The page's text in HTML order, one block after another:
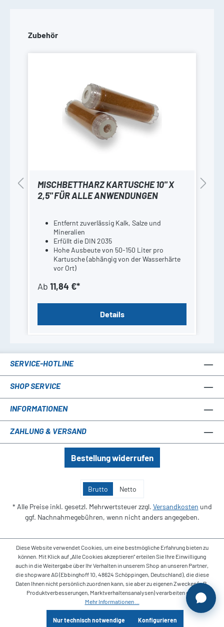
Produktgalerie überspringen
Zubehör
MISCHBETTHARZ KARTUSCHE 10" X
2,5" FÜR ALLE ANWENDUNGEN
Entfernt zuverlässig Kalk, Salze und
Mineralien
Erfüllt die DIN 2035
Hohe Ausbeute von 50-150 Liter pro
Kartusche (abhängig von der Wasserhärte
vor Ort)
Ab 11,84 €*
Details
SERVICE-HOTLINE
SHOP SERVICE
INFORMATIONEN
ZAHLUNG & VERSAND
Bestellung widerrufen
Brutto Netto
* Alle Preise inkl. gesetzl. Mehrwertsteuer zzgl. Versandkosten und
ggf. Nachnahmegebühren, wenn nicht anders angegeben.
Diese Website verwendet Cookies, um eine bestmögliche Erfahrung bieten zu
können. Mit Klick auf „Alle Cookies akzeptieren“ erteilen Sie Ihre Einwilligung
auch in die Weitergabe über Ihr Verhalten in unserem Shop an unseren Partner,
die shopware AG (Ebbinghoff 10, 48624 Schöppingen, Deutschland), die diese
Daten Ihnen nicht persönlich zuordnen kann, sie aber zu eigenen Zwecken (z.B.
Produktverbesserungen, Marktverhaltensanalysen) verarbeiten darf.
Mehr Informationen ...
Nur technisch notwendige Konfigurieren